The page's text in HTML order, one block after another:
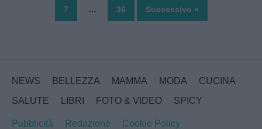
7 … 36 Successivo »
NEWS BELLEZZA MAMMA MODA
CUCINA
SALUTE
LIBRI FOTO & VIDEO SPICY
Pubblicità Redazione
Cookie Policy